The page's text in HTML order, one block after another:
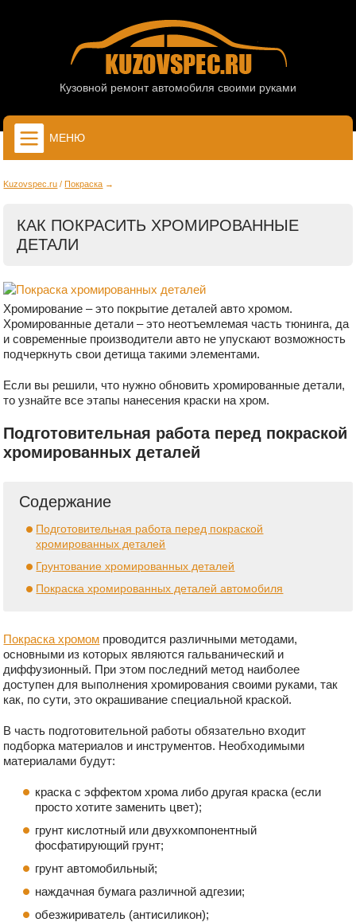
Кузовной ремонт автомобиля своими руками
Kuzovspec.ru Покраска
КАК ПОКРАСИТЬ ХРОМИРОВАННЫЕ
ДЕТАЛИ
Хромирование – это покрытие деталей авто хромом.
Хромированные детали – это неотъемлемая часть тюнинга, да
и современные производители авто не упускают возможность
подчеркнуть свои детища такими элементами.
Если вы решили, что нужно обновить хромированные детали,
то узнайте все этапы нанесения краски на хром.
Подготовительная работа перед покраской
хромированных деталей
Содержание
Подготовительная работа перед покраской
хромированных деталей
Грунтование хромированных деталей
Покраска хромированных деталей автомобиля
Покраска хромом проводится различными методами,
основными из которых являются гальванический и
диффузионный. При этом последний метод наиболее
доступен для выполнения хромирования своими руками, так
как, по сути, это окрашивание специальной краской.
В часть подготовительной работы обязательно входит
подборка материалов и инструментов. Необходимыми
материалами будут:
краска с эффектом хрома либо другая краска (если
просто хотите заменить цвет);
грунт кислотный или двухкомпонентный
фосфатирующий грунт;
грунт автомобильный;
наждачная бумага различной адгезии;
обезжириватель (антисиликон);
МЕНЮ